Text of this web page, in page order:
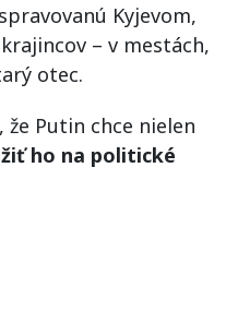
Kyjevom,
– v mestách,
otec.
Putin chce nielen
ho na politické